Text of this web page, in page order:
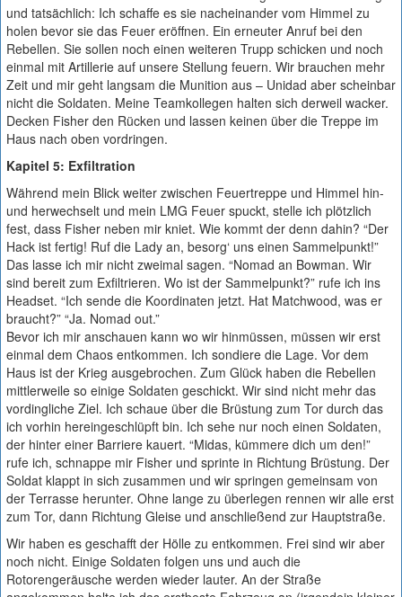
und tatsächlich: Ich schaffe es sie nacheinander vom Himmel zu
holen bevor sie das Feuer eröffnen. Ein erneuter Anruf bei den
Rebellen. Sie sollen noch einen weiteren Trupp schicken und noch
einmal mit Artillerie auf unsere Stellung feuern. Wir brauchen mehr
Zeit und mir geht langsam die Munition aus – Unidad aber scheinbar
nicht die Soldaten. Meine Teamkollegen halten sich derweil wacker.
Decken Fisher den Rücken und lassen keinen über die Treppe im
Haus nach oben vordringen.
Kapitel 5: Exfiltration
Während mein Blick weiter zwischen Feuertreppe und Himmel hin-
und herwechselt und mein LMG Feuer spuckt, stelle ich plötzlich
fest, dass Fisher neben mir kniet. Wie kommt der denn dahin? “Der
Hack ist fertig! Ruf die Lady an, besorg‘ uns einen Sammelpunkt!”
Das lasse ich mir nicht zweimal sagen. “Nomad an Bowman. Wir
sind bereit zum Exfiltrieren. Wo ist der Sammelpunkt?” rufe ich ins
Headset. “Ich sende die Koordinaten jetzt. Hat Matchwood, was er
braucht?” “Ja. Nomad out.”
Bevor ich mir anschauen kann wo wir hinmüssen, müssen wir erst
einmal dem Chaos entkommen. Ich sondiere die Lage. Vor dem
Haus ist der Krieg ausgebrochen. Zum Glück haben die Rebellen
mittlerweile so einige Soldaten geschickt. Wir sind nicht mehr das
vordingliche Ziel. Ich schaue über die Brüstung zum Tor durch das
ich vorhin hereingeschlüpft bin. Ich sehe nur noch einen Soldaten,
der hinter einer Barriere kauert. “Midas, kümmere dich um den!”
rufe ich, schnappe mir Fisher und sprinte in Richtung Brüstung. Der
Soldat klappt in sich zusammen und wir springen gemeinsam von
der Terrasse herunter. Ohne lange zu überlegen rennen wir alle erst
zum Tor, dann Richtung Gleise und anschließend zur Hauptstraße.
Wir haben es geschafft der Hölle zu entkommen. Frei sind wir aber
noch nicht. Einige Soldaten folgen uns und auch die
Rotorengeräusche werden wieder lauter. An der Straße